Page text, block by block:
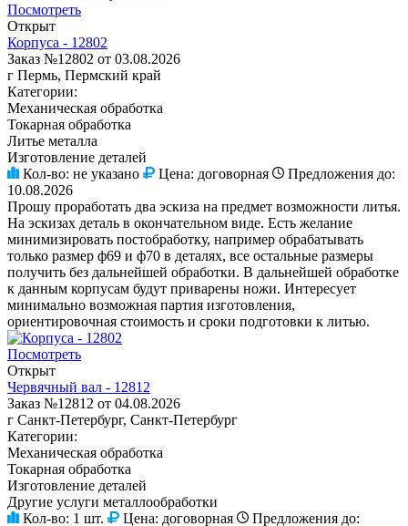
Посмотреть
Открыт
Корпуса - 12802
Заказ №12802 от 03.08.2026
г Пермь, Пермский край
Категории:
Механическая обработка
Токарная обработка
Литье металла
Изготовление деталей
Кол-во: не указано Цена: договорная
Предложения до:
10.08.2026
Прошу проработать два эскиза на предмет возможности литья.
На эскизах деталь в окончательном виде. Есть желание
минимизировать постобработку, например обрабатывать
только размер ф69 и ф70 в деталях, все остальные размеры
получить без дальнейшей обработки. В дальнейшей обработке
к данным корпусам будут приварены ножи. Интересует
минимально возможная партия изготовления,
ориентировочная стоимость и сроки подготовки к литью.
Посмотреть
Открыт
Червячный вал - 12812
Заказ №12812 от 04.08.2026
г Санкт-Петербург, Санкт-Петербург
Категории:
Механическая обработка
Токарная обработка
Изготовление деталей
Другие услуги металлообработки
Кол-во: 1 шт. Цена: договорная
Предложения до: